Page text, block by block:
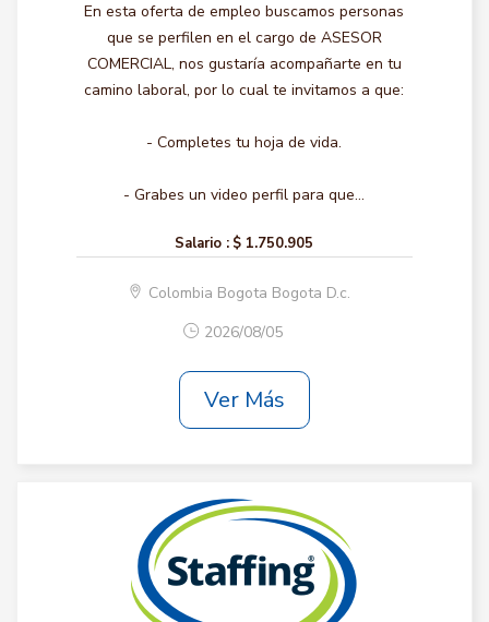
En esta oferta de empleo buscamos personas
que se perfilen en el cargo de ASESOR
COMERCIAL, nos gustaría acompañarte en tu
camino laboral, por lo cual te invitamos a que:
- Completes tu hoja de vida.
- Grabes un video perfil para que...
Salario : $ 1.750.905
Colombia Bogota Bogota D.c.
2026/08/05
Ver Más